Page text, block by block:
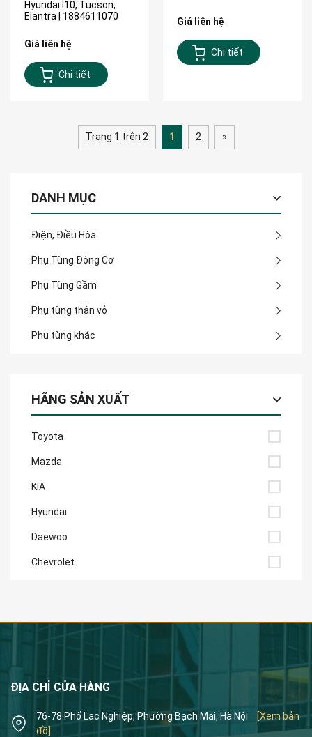
DANH MỤC
Điện, Điều Hòa
Phụ Tùng Động Cơ
Phụ Tùng Gầm
Phụ tùng thân vỏ
Phụ tùng khác
HÃNG SẢN XUẤT
Toyota
Mazda
KIA
Hyundai
Daewoo
Chevrolet
Hyundai I10, Tucson,
Elantra | 1884611070
Giá liên hệ
Chi tiết
Giá liên hệ
Chi tiết
Trang 1 trên 2 1 2 »
ĐỊA CHỈ CỬA HÀNG
76-78 Phố Lạc Nghiệp, Phường Bạch Mai, Hà Nội
[Xem bản
đồ]